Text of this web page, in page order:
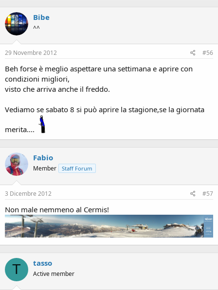
Bibe
^^
29 Novembre 2012 #56
Beh forse è meglio aspettare una settimana e aprire con
condizioni migliori,
visto che arriva anche il freddo.
Vediamo se sabato 8 si può aprire la stagione,se la giornata
merita....
Fabio
Member Staff Forum
3 Dicembre 2012 #57
Non male nemmeno al Cermis!
T tasso
Active member